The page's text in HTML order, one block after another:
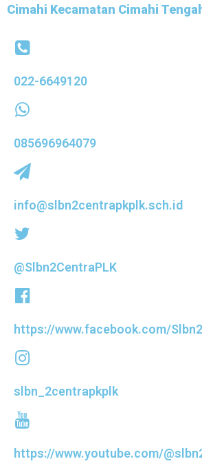
Cimahi Kecamatan Cimahi
022-6649120
085696964079
info@slbn2centrapkplk.sch.id
@Slbn2CentraPLK
https://www.facebook.com/
slbn_2centrapkplk
https://www.youtube.com/